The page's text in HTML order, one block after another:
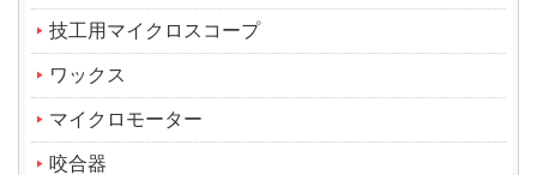
技工用マイクロスコープ
ワックス
マイクロモーター
咬合器